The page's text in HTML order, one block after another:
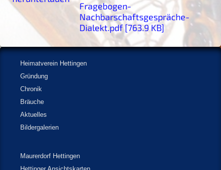
Fragebogen-
Nachbarschaftsgespräche-
Dialekt.pdf [763.9 KB]
Heimatverein Hettingen
Gründung
Chronik
Bräuche
Aktuelles
Bildergalerien
Maurerdorf Hettingen